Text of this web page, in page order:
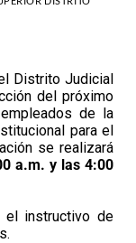
Distrito Judicial
del próximo
de la
para el
se realizará
a.m. y las 4:00
el instructivo de